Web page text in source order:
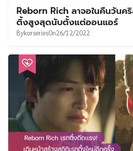
Reborn Rich ลาจอในคืนวันค
ติ้งสูงสุดนับตั้งแต่ออนแอร์
BykorseriesOn26/12/2022